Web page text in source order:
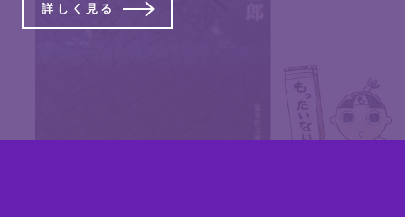
詳しく見る